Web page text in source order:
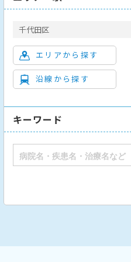
千代田区
エリアから探す
沿線から探す
キーワード